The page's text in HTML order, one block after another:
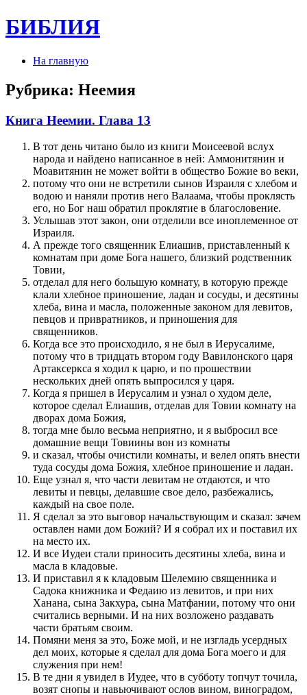
БИБЛИЯ
На главную
Рубрика: Неемия
Книга Неемии. Глава 13
В тот день читано было из книги Моисеевой вслух
народа и найдено написанное в ней: Аммонитянин и
Моавитянин не может войти в общество Божие во веки,
потому что они не встретили сынов Израиля с хлебом и
водою и наняли против него Валаама, чтобы проклясть
его, но Бог наш обратил проклятие в благословение.
Услышав этот закон, они отделили все иноплеменное от
Израиля.
А прежде того священник Елиашив, приставленный к
комнатам при доме Бога нашего, близкий родственник
Товии,
отделал для него большую комнату, в которую прежде
клали хлебное приношение, ладан и сосуды, и десятины
хлеба, вина и масла, положенные законом для левитов,
певцов и привратников, и приношения для
священников.
Когда все это происходило, я не был в Иерусалиме,
потому что в тридцать втором году Вавилонского царя
Артаксеркса я ходил к царю, и по прошествии
нескольких дней опять выпросился у царя.
Когда я пришел в Иерусалим и узнал о худом деле,
которое сделал Елиашив, отделав для Товии комнату на
дворах дома Божия,
тогда мне было весьма неприятно, и я выбросил все
домашние вещи Товиины вон из комнаты
и сказал, чтобы очистили комнаты, и велел опять внести
туда сосуды дома Божия, хлебное приношение и ладан.
Еще узнал я, что части левитам не отдаются, и что
левиты и певцы, делавшие свое дело, разбежались,
каждый на свое поле.
Я сделал за это выговор начальствующим и сказал: зачем
оставлен нами дом Божий? И я собрал их и поставил их
на место их.
И все Иудеи стали приносить десятины хлеба, вина и
масла в кладовые.
И приставил я к кладовым Шелемию священника и
Садока книжника и Федаию из левитов, и при них
Ханана, сына Закхура, сына Матфании, потому что они
считались верными. И на них возложено раздавать
части братьям своим.
Помяни меня за это, Боже мой, и не изгладь усердных
дел моих, которые я сделал для дома Бога моего и для
служения при нем!
В те дни я увидел в Иудее, что в субботу топчут точила,
возят снопы и навьючивают ослов вином, виноградом,